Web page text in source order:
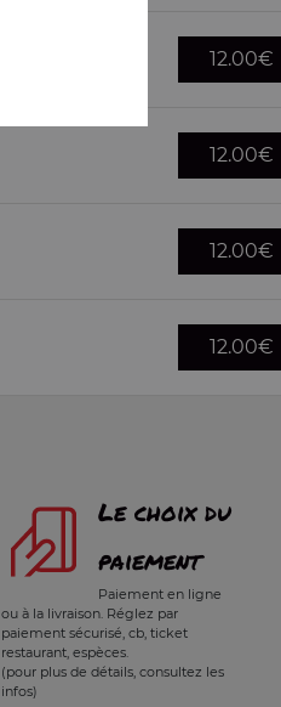
12.00€
12.00€
12.00€
12.00€
Le choix du
paiement
Paiement en ligne
ou à la livraison. Réglez par
paiement sécurisé, cb, ticket
restaurant, espèces.
(pour plus de détails, consultez les
infos)